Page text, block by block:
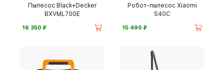
Пылесос Black+Decker
BXVML700E
16 350 ⃏
Робот-пылесос Xiaomi
S40C
15 490 ⃏